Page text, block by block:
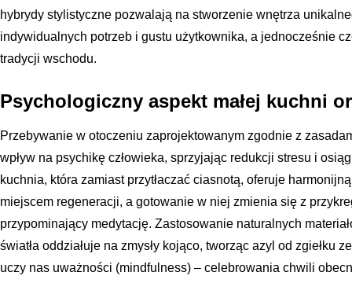
hybrydy stylistyczne pozwalają na stworzenie wnętrza
indywidualnych potrzeb i gustu użytkownika, a jednocześnie
tradycji wschodu.
Psychologiczny aspekt małej kuchni
Przebywanie w otoczeniu zaprojektowanym zgodnie z
wpływ na psychikę człowieka, sprzyjając redukcji stresu i
kuchnia, która zamiast przytłaczać ciasnotą, oferuje
miejscem regeneracji, a gotowanie w niej zmienia się z
przypominający medytację. Zastosowanie naturalnych
światła oddziałuje na zmysły kojąco, tworząc azyl od zgiełku
uczy nas uważności (mindfulness) – celebrowania chwili